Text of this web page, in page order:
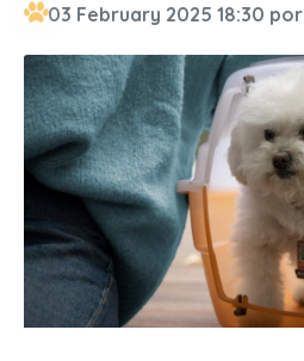
03 February 2025 18:30 por